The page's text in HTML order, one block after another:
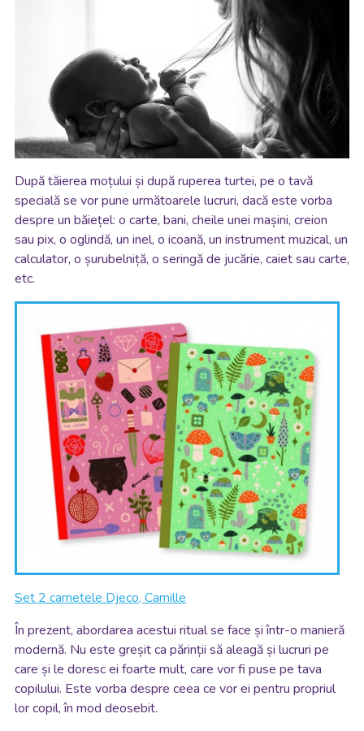
După tăierea moțului și după ruperea turtei, pe o tavă
specială se vor pune următoarele lucruri, dacă este vorba
despre un băiețel: o carte, bani, cheile unei mașini, creion
sau pix, o oglindă, un inel, o icoană, un instrument muzical, un
calculator, o șurubelniță, o seringă de jucărie, caiet sau carte,
etc.
Set 2 carnetele Djeco, Camille
În prezent, abordarea acestui ritual se face și într-o manieră
modernă. Nu este greșit ca părinții să aleagă și lucruri pe
care și le doresc ei foarte mult, care vor fi puse pe tava
copilului. Este vorba despre ceea ce vor ei pentru propriul
lor copil, în mod deosebit.